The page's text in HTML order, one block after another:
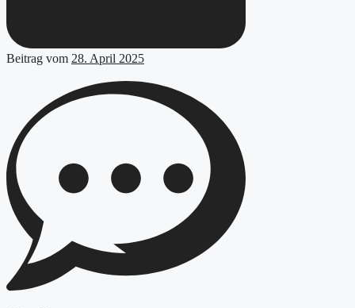
Beitrag vom 28. April 2025